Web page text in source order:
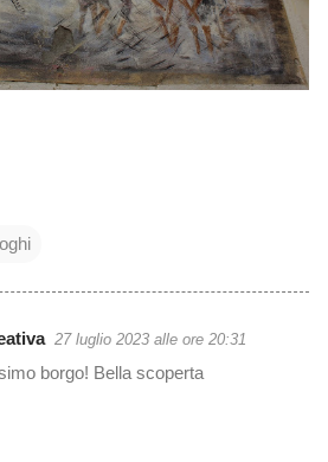
27 luglio 2023 alle ore 20:31
borgo! Bella scoperta